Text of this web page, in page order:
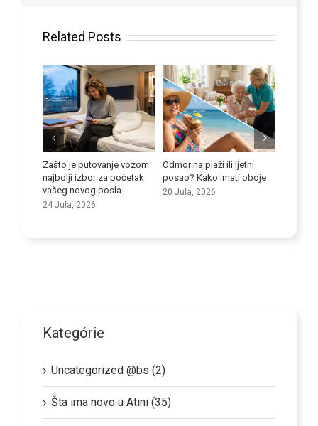
Related Posts
Zašto je putovanje vozom
najbolji izbor za početak
vašeg novog posla
24 Jula, 2026
Odmor na plaži ili ljetni
posao? Kako imati oboje
20 Jula, 2026
Kategórie
Uncategorized @bs (2)
Šta ima novo u Atini (35)